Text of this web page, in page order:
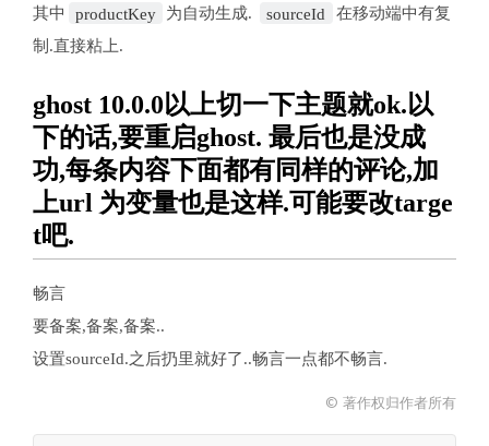
其中 productKey 为自动生成. sourceId
在移动端中有复
制.直接粘上.
ghost 10.0.0以上切一下主题就ok.以
下的话,要重启ghost. 最后也是没成
功,每条内容下面都有同样的评论,加
上url 为变量也是这样.可能要改targe
t吧.
畅言
要备案,备案,备案..
设置sourceId.之后扔里就好了..畅言一点都不畅言.
© 著作权归作者所有